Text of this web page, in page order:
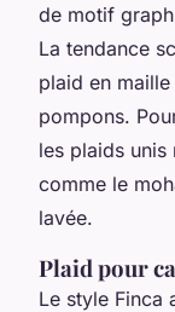
de motif
La tendance
plaid en
pompons.
les plaids unis
comme le
lavée.
Plaid pour
Le style Finca